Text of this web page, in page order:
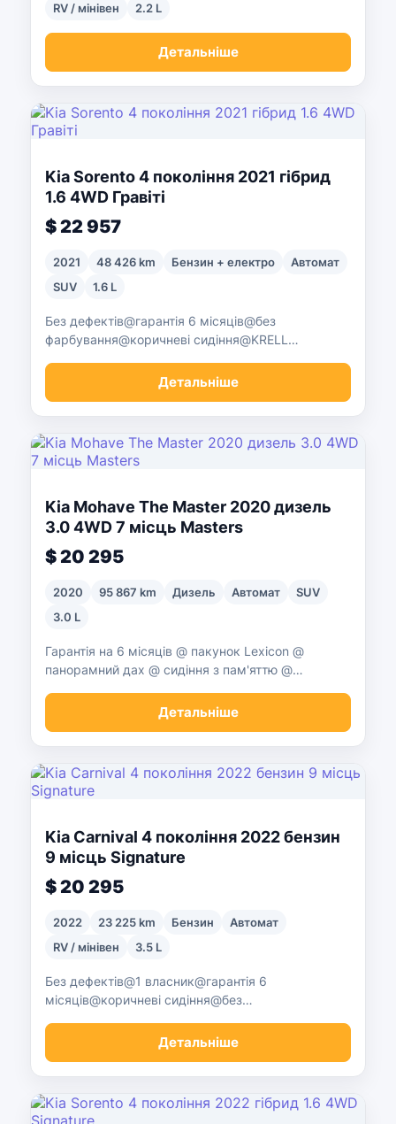
RV / мінівен
2.2 L
Детальніше
Kia Sorento 4 покоління 2021 гібрид
1.6 4WD Гравіті
$ 22 957
2021 48 426 km Бензин + електро
Автомат
SUV
1.6 L
Без дефектів@гарантія 6 місяців@без
фарбування@коричневі сидіння@KRELL
Детальніше
Kia Mohave The Master 2020 дизель
3.0 4WD 7 місць Masters
$ 20 295
2020 95 867 km Дизель Автомат
SUV
3.0 L
Гарантія на 6 місяців @ пакунок Lexicon @
панорамний дах @ сидіння з пам'яттю @
Детальніше
Kia Carnival 4 покоління 2022 бензин
9 місць Signature
$ 20 295
2022 23 225 km Бензин
Автомат
RV / мінівен
3.5 L
Без дефектів@1 власник@гарантія 6
місяців@коричневі сидіння@без
Детальніше